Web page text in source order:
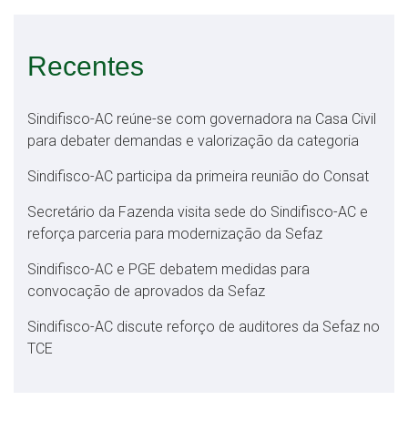
Recentes
Sindifisco-AC reúne-se com governadora na Casa Civil
para debater demandas e valorização da categoria
Sindifisco-AC participa da primeira reunião do Consat
Secretário da Fazenda visita sede do Sindifisco-AC e
reforça parceria para modernização da Sefaz
Sindifisco-AC e PGE debatem medidas para
convocação de aprovados da Sefaz
Sindifisco-AC discute reforço de auditores da Sefaz no
TCE